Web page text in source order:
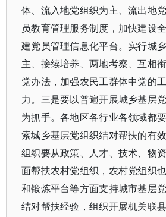
体、流入地党组织为主、流出地
员教育管理服务制度，加快建设
建党员管理信息化平台。实行城
主、接续培养、两地考察、互相
党办法，加强农民工群体中党的
力。三是要以普遍开展城乡基层
为抓手。各地区各行业各领域都
索城乡基层党组织结对帮扶的有
组织要从政策、人才、技术、物
面帮扶农村党组织，农村党组织
和锻炼平台等方面支持城市基层
结对帮扶经验，组织开展机关联